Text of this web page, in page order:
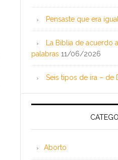
Pensaste que era
La Biblia de acuerdo
palabras 11/06/2026
Seis tipos de ira – de
Aborto